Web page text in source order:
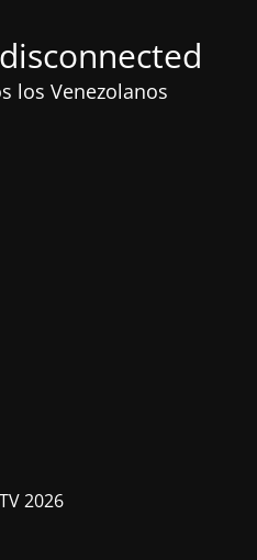
los Venezolanos
2026